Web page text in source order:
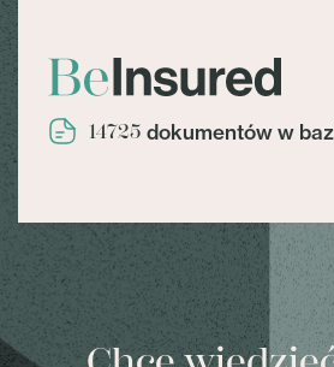
14725 dokumentów w